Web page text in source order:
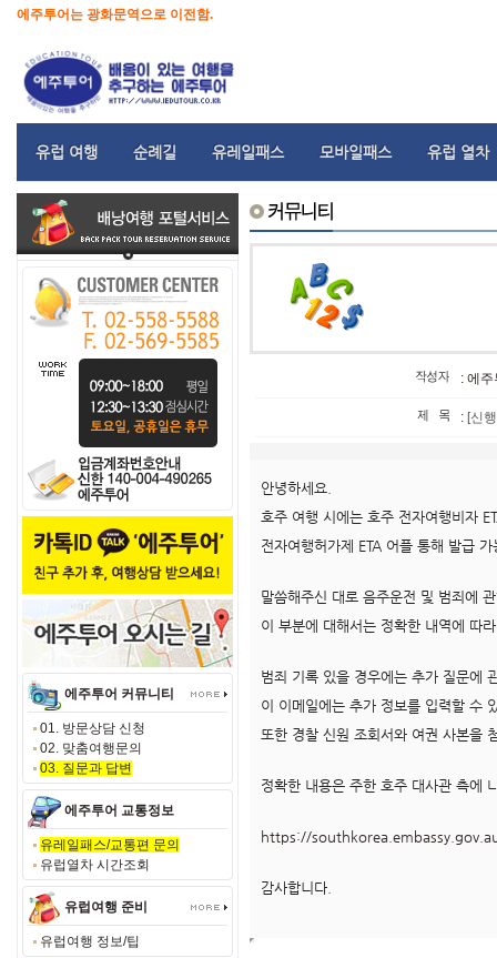
에주투어는 광화문역으로 이전함.
유럽 여행 순례길 유레일패스 모바일패스 유럽 열차
에주투어 커뮤니티
01. 방문상담 신청
02. 맞춤여행문의
03. 질문과 답변
에주투어 교통정보
유레일패스/교통편 문의
유럽열차 시간조회
유럽여행 준비
유럽여행 정보/팁
: 에
: [신
안녕하세요.
호주 여행 시에는 호주 전자여행비자
전자여행허가제 ETA 어플 통해 발급
말씀해주신 대로 음주운전 및 범죄에
이 부분에 대해서는 정확한 내역에 따
범죄 기록 있을 경우에는 추가 질문에
이 이메일에는 추가 정보를 입력할 수
또한 경찰 신원 조회서와 여권 사본을
정확한 내용은 주한 호주 대사관 측에
https://
감사합니다.